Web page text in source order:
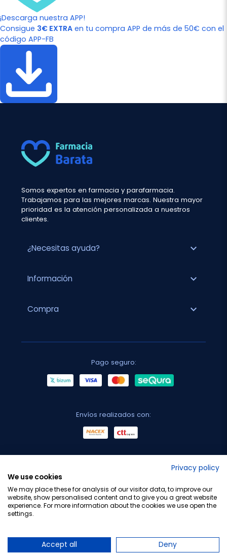
¡Descarga nuestra APP!
Consigue 3€ EXTRA en tu compra APP de más de 50€ con el
código APP-FB
Somos expertos en farmacia y parafarmacia.
Trabajamos para las mejores marcas. Nuestra mayor
prioridad es la atención personalizada a nuestros
clientes.
¿Necesitas ayuda? expand_more
Información expand_more
Compra expand_more
Pago seguro:
Envíos realizados con:
Privacy policy
We use cookies
We may place these for analysis of our visitor data, to improve our
website, show personalised content and to give you a great website
experience. For more information about the cookies we use open the
settings.
Accept all Deny